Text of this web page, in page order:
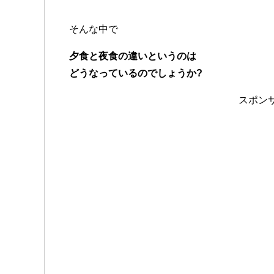
そんな中で
夕食と夜食の違いというのは
どうなっているのでしょうか?
スポン